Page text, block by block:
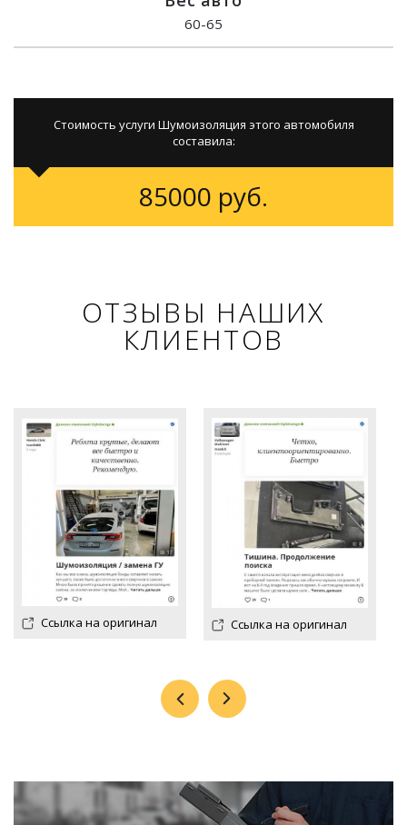
60-65
Стоимость услуги Шумоизоляция этого автомобиля
составила:
85000 руб.
ОТЗЫВЫ НАШИХ
КЛИЕНТОВ
Ссылка на оригинал Ссылка на оригинал